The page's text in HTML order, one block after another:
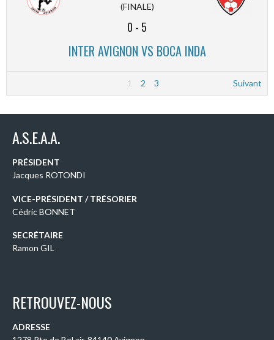
(FINALE)
0 - 5
INTER AVIGNON VS BOCA INDA
1 2 3 Suivant
A.S.E.A.A.
PRÉSIDENT
Jacques ROTONDI
VICE-PRÉSIDENT / TRÉSORIER
Cédric BONNET
SECRÉTAIRE
Ramon GIL
RETROUVEZ-NOUS
ADRESSE